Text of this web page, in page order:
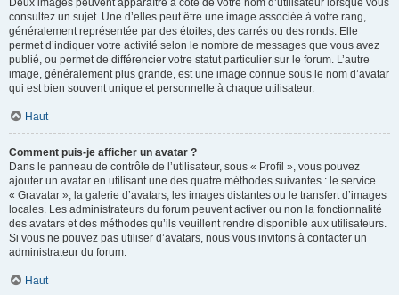
Deux images peuvent apparaître à côté de votre nom d’utilisateur lorsque vous
consultez un sujet. Une d’elles peut être une image associée à votre rang,
généralement représentée par des étoiles, des carrés ou des ronds. Elle
permet d’indiquer votre activité selon le nombre de messages que vous avez
publié, ou permet de différencier votre statut particulier sur le forum. L’autre
image, généralement plus grande, est une image connue sous le nom d’avatar
qui est bien souvent unique et personnelle à chaque utilisateur.
Haut
Comment puis-je afficher un avatar ?
Dans le panneau de contrôle de l’utilisateur, sous « Profil », vous pouvez
ajouter un avatar en utilisant une des quatre méthodes suivantes : le service
« Gravatar », la galerie d’avatars, les images distantes ou le transfert d’images
locales. Les administrateurs du forum peuvent activer ou non la fonctionnalité
des avatars et des méthodes qu’ils veuillent rendre disponible aux utilisateurs.
Si vous ne pouvez pas utiliser d’avatars, nous vous invitons à contacter un
administrateur du forum.
Haut